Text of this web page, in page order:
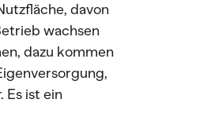
davon
wachsen
dazu kommen
Es ist ein